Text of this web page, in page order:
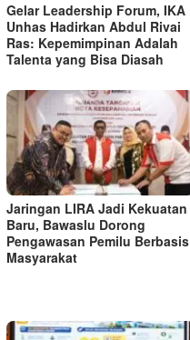
Gelar Leadership Forum, IKA
Unhas Hadirkan Abdul Rivai
Ras: Kepemimpinan Adalah
Talenta yang Bisa Diasah
Jaringan LIRA Jadi Kekuatan
Baru, Bawaslu Dorong
Pengawasan Pemilu Berbasis
Masyarakat